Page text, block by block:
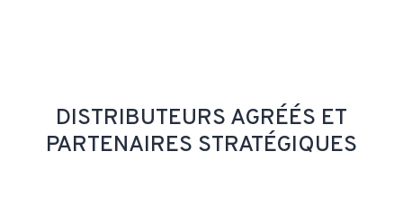
DISTRIBUTEURS AGRÉÉS ET
PARTENAIRES STRATÉGIQUES